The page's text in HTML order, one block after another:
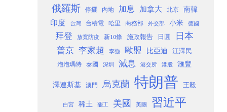
俄羅斯 停擺 內地 加息 加拿大 北京
南韓
印度
台灣 台積電 哈里 商務部 外交部 小米 德國
拜登 放寬防疫 新10條 施政報告 日圓 日本
普京 李家超 李強 歐盟 比亞迪 江澤民
泡泡瑪特 泰國 深圳 減息 港交所 港股 滙豐
澤連斯基 澳門 烏克蘭 特朗普 王毅
白宮 稀土 罷工 美國 美團 習近平